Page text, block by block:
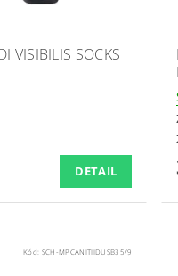
VISIBILIS SOCKS
DETAIL
Kód: SCH-MPCANITIIDUSB35/9